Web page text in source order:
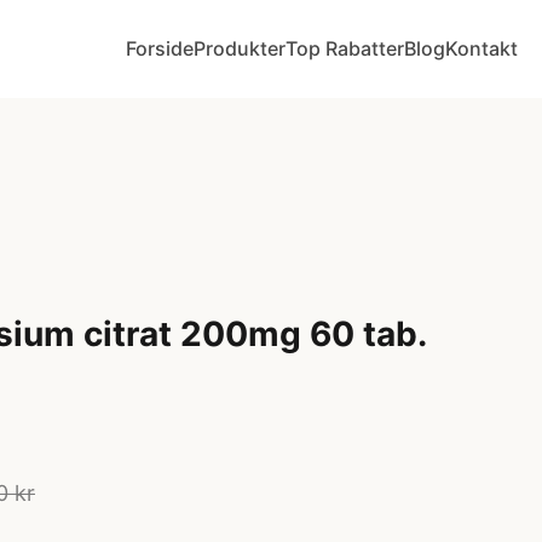
ForsideProdukterTop RabatterBlogKontakt
citrat 200mg 60 tab.
kr